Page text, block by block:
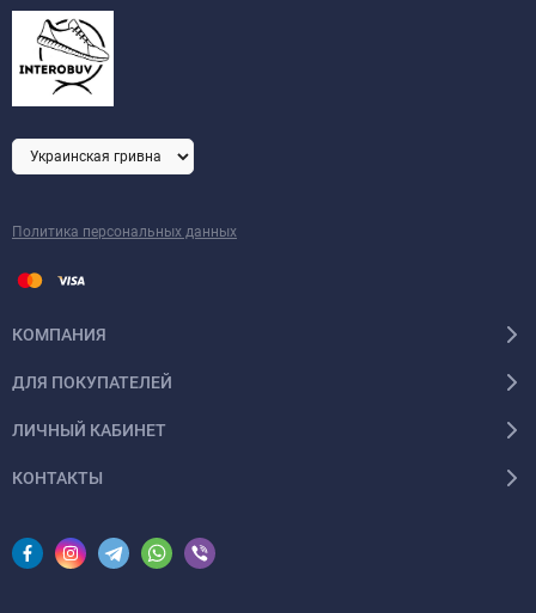
Политика персональных данных
КОМПАНИЯ
ДЛЯ ПОКУПАТЕЛЕЙ
ЛИЧНЫЙ КАБИНЕТ
КОНТАКТЫ